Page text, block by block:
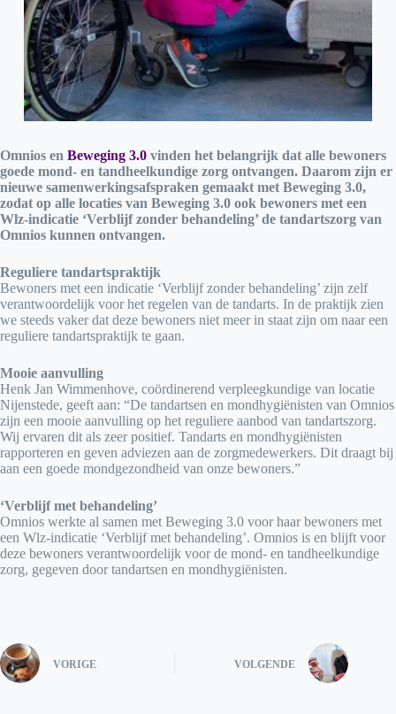
Omnios en Beweging 3.0 vinden het belangrijk dat alle bewoners
goede mond- en tandheelkundige zorg ontvangen. Daarom zijn er
nieuwe samenwerkingsafspraken gemaakt met Beweging 3.0,
zodat op alle locaties van Beweging 3.0 ook bewoners met een
Wlz-indicatie ‘Verblijf zonder behandeling’ de tandartszorg van
Omnios kunnen ontvangen.
Reguliere tandartspraktijk
Bewoners met een indicatie ‘Verblijf zonder behandeling’ zijn zelf
verantwoordelijk voor het regelen van de tandarts. In de praktijk zien
we steeds vaker dat deze bewoners niet meer in staat zijn om naar een
reguliere tandartspraktijk te gaan.
Mooie aanvulling
Henk Jan Wimmenhove, coördinerend verpleegkundige van locatie
Nijenstede, geeft aan: “De tandartsen en mondhygiënisten van Omnios
zijn een mooie aanvulling op het reguliere aanbod van tandartszorg.
Wij ervaren dit als zeer positief. Tandarts en mondhygiënisten
rapporteren en geven adviezen aan de zorgmedewerkers. Dit draagt bij
aan een goede mondgezondheid van onze bewoners.”
‘Verblijf met behandeling’
Omnios werkte al samen met Beweging 3.0 voor haar bewoners met
een Wlz-indicatie ‘Verblijf met behandeling’. Omnios is en blijft voor
deze bewoners verantwoordelijk voor de mond- en tandheelkundige
zorg, gegeven door tandartsen en mondhygiënisten.
VORIGE VOLGENDE